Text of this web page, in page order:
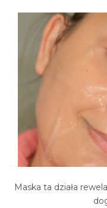
Maska ta działa